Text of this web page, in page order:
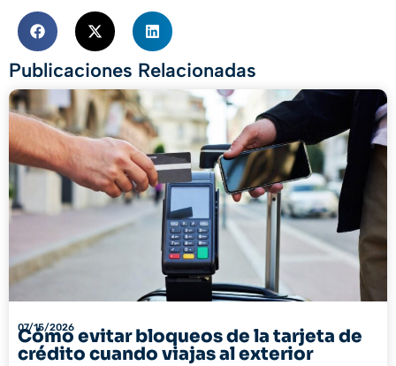
Publicaciones Relacionadas
07/15/2026
Cómo evitar bloqueos de la tarjeta de
crédito cuando viajas al exterior